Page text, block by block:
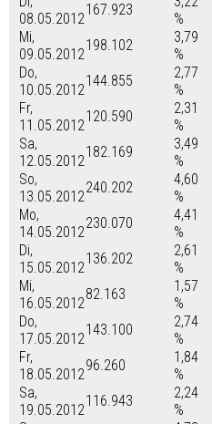
08.05.2012
167.923
%
Mi,
09.05.2012
198.102
3,79
%
Do,
10.05.2012
144.855
2,77
%
Fr,
11.05.2012
120.590
2,31
%
Sa,
12.05.2012
182.169
3,49
%
So,
13.05.2012
240.202
4,60
%
Mo,
14.05.2012
230.070
4,41
%
Di,
15.05.2012
136.202
2,61
%
Mi,
16.05.2012
82.163
1,57
%
Do,
17.05.2012
143.100
2,74
%
Fr,
18.05.2012
96.260
1,84
%
Sa,
19.05.2012
116.943
2,24
%